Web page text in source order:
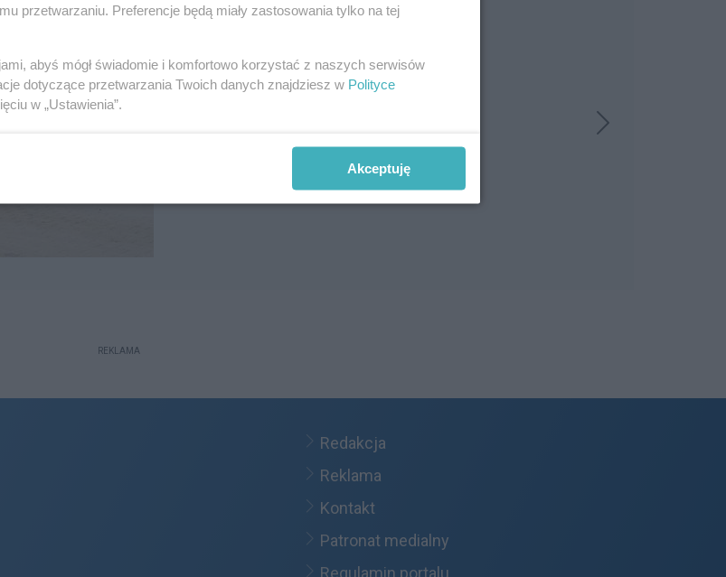
REKLAMA
Redakcja
Reklama
Kontakt
Patronat medialny
Regulamin portalu
przetwarzaniu. Preferencje będą miały zastosowania tylko na tej
abyś mógł świadomie i komfortowo korzystać z naszych serwisów
dotyczące przetwarzania Twoich danych znajdziesz w Polityce
w „Ustawienia”.
Akceptuję